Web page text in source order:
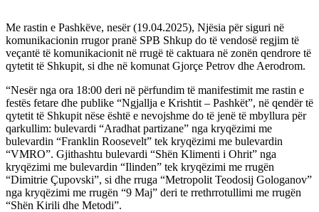
Me rastin e Pashkëve, nesër (19.04.2025), Njësia për siguri në
komunikacionin rrugor pranë SPB Shkup do të vendosë regjim të
veçantë të komunikacionit në rrugë të caktuara në zonën qendrore të
qytetit të Shkupit, si dhe në komunat Gjorçe Petrov dhe Aerodrom.
“Nesër nga ora 18:00 deri në përfundim të manifestimit me rastin e
festës fetare dhe publike “Ngjallja e Krishtit – Pashkët”, në qendër të
qytetit të Shkupit nëse është e nevojshme do të jenë të mbyllura për
qarkullim: bulevardi “Aradhat partizane” nga kryqëzimi me
bulevardin “Franklin Roosevelt” tek kryqëzimi me bulevardin
“VMRO”. Gjithashtu bulevardi “Shën Klimenti i Ohrit” nga
kryqëzimi me bulevardin “Ilinden” tek kryqëzimi me rrugën
“Dimitrie Çupovski”, si dhe rruga “Metropolit Teodosij Gologanov”
nga kryqëzimi me rrugën “9 Maj” deri te rrethrrotullimi me rrugën
“Shën Kirili dhe Metodi”.